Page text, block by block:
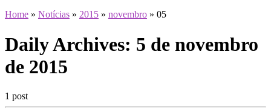
Home » Notícias » 2015 » novembro » 05
Daily Archives: 5 de novembro
de 2015
1 post